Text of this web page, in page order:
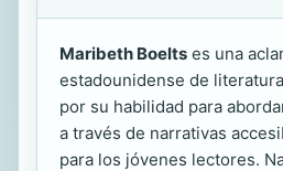
Maribeth Boelts es una
estadounidense de
por su habilidad para
a través de narrativas
para los jóvenes lectores.